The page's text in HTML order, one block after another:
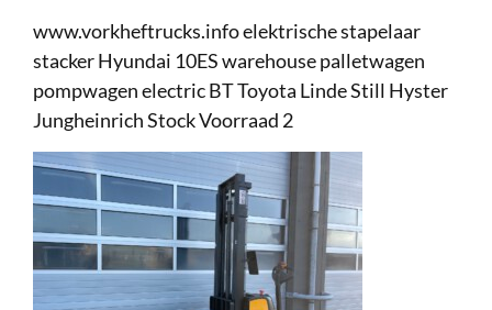
www.vorkheftrucks.info elektrische stapelaar
stacker Hyundai 10ES warehouse palletwagen
pompwagen electric BT Toyota Linde Still Hyster
Jungheinrich Stock Voorraad 2